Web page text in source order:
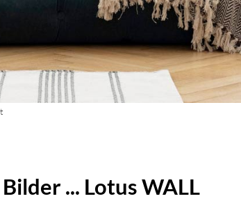
... Lotus WALL